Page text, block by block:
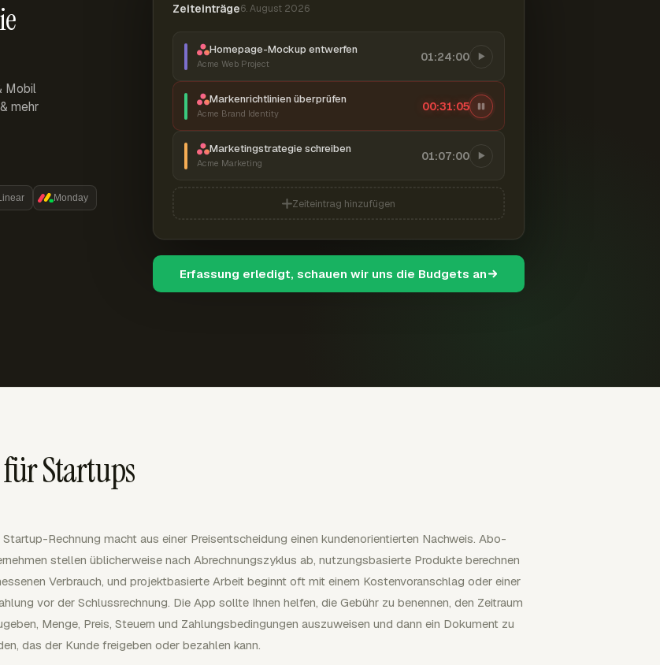
Mobil
mehr
Monday
Zeiteinträge6. August 2026
Homepage-Mockup entwerfen
Acme Web Project
01:24:00
Markenrichtlinien überprüfen
Acme Brand Identity
00:31:06
Marketingstrategie schreiben
Acme Marketing
01:07:00
Zeiteintrag hinzufügen
Erfassung erledigt, schauen wir uns die Budgets an
Startups
Startup-Rechnung macht aus einer Preisentscheidung einen kundenorientierten Nachweis. Abo-
stellen üblicherweise nach Abrechnungszyklus ab, nutzungsbasierte Produkte berechnen
Verbrauch, und projektbasierte Arbeit beginnt oft mit einem Kostenvoranschlag oder einer
vor der Schlussrechnung. Die App sollte Ihnen helfen, die Gebühr zu benennen, den Zeitraum
Menge, Preis, Steuern und Zahlungsbedingungen auszuweisen und dann ein Dokument zu
das der Kunde freigeben oder bezahlen kann.